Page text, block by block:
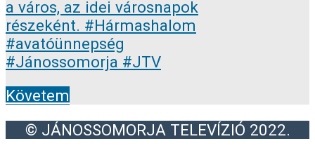
Követem
© JÁNOSSOMORJA TELEVÍZIÓ 2022.